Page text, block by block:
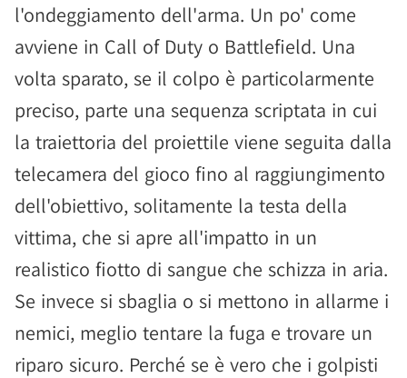
l'ondeggiamento dell'arma. Un po' come
avviene in Call of Duty o Battlefield. Una
volta sparato, se il colpo è particolarmente
preciso, parte una sequenza scriptata in cui
la traiettoria del proiettile viene seguita dalla
telecamera del gioco fino al raggiungimento
dell'obiettivo, solitamente la testa della
vittima, che si apre all'impatto in un
realistico fiotto di sangue che schizza in aria.
Se invece si sbaglia o si mettono in allarme i
nemici, meglio tentare la fuga e trovare un
riparo sicuro. Perché se è vero che i golpisti